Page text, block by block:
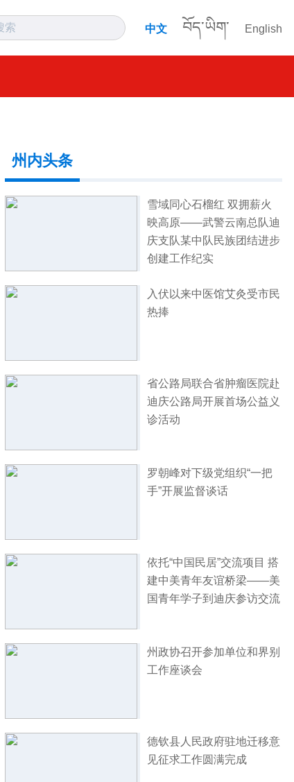
中文 བོད་ཡིག་ English
州内头条
雪域同心石榴红 双拥薪火
映高原——武警云南总队迪
庆支队某中队民族团结进步
创建工作纪实
入伏以来中医馆艾灸受市民
热捧
省公路局联合省肿瘤医院赴
迪庆公路局开展首场公益义
诊活动
罗朝峰对下级党组织“一把
手”开展监督谈话
依托“中国民居”交流项目 搭
建中美青年友谊桥梁——美
国青年学子到迪庆参访交流
州政协召开参加单位和界别
工作座谈会
德钦县人民政府驻地迁移意
见征求工作圆满完成